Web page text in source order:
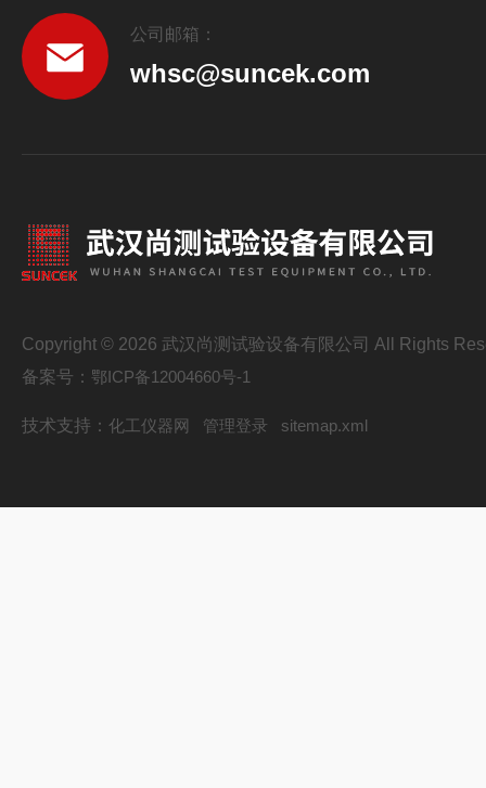
公司邮箱：
whsc@suncek.com
Copyright © 2026 武汉尚测试验设备有限公司 All Rights
备案号： 鄂ICP备12004660号-1
技术支持： 化工仪器网 管理登录 sitemap.xml